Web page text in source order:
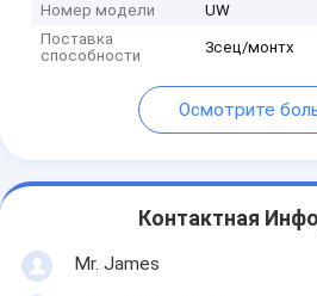
Номер модели
UW
Поставка
способности
3сец/монтх
Осмотрите
Контактная
Mr. James